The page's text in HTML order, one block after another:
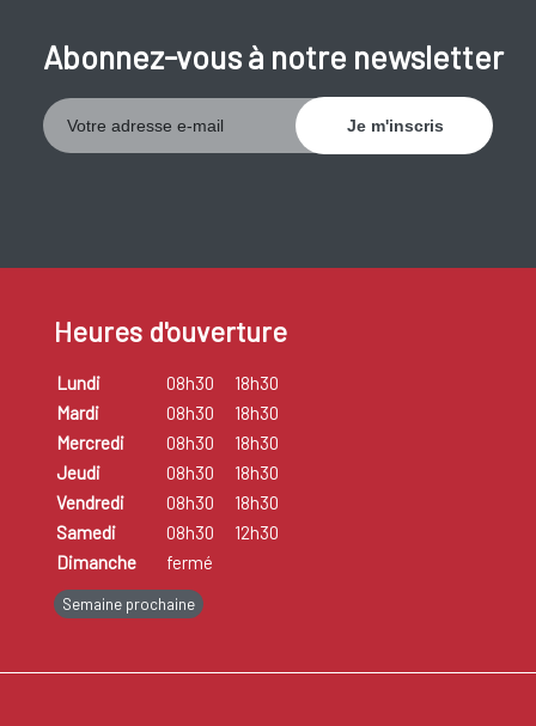
Abonnez-vous à notre newsletter
Heures d'ouverture
Lundi 08h30
18h30
Mardi
08h30
18h30
Mercredi
08h30
18h30
Jeudi
08h30
18h30
Vendredi
08h30
18h30
Samedi
08h30
12h30
Dimanche
fermé
Semaine prochaine